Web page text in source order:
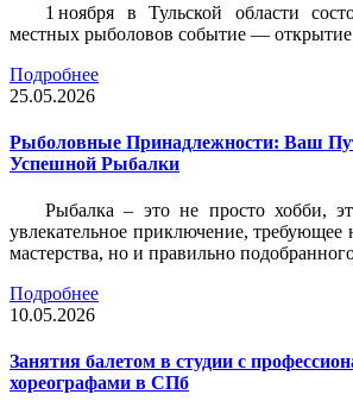
1 ноября в Тульской области
местных рыболовов событие —
Подробнее
25.05.2026
Рыболовные Принадлежности: Ваш
Успешной Рыбалки
Рыбалка – это не просто хобби,
увлекательное приключение, требующее
мастерства, но и правильно
Подробнее
10.05.2026
Занятия балетом в студии с
хореографами в СПб